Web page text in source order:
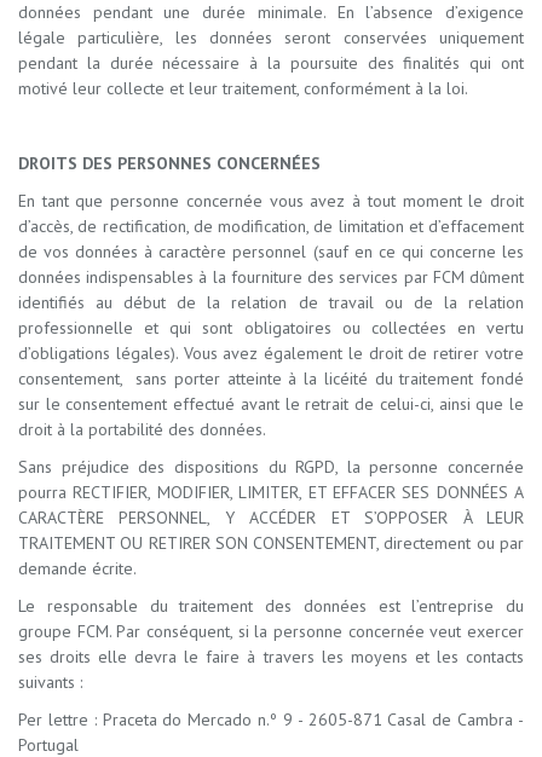
données pendant une durée minimale. En l’absence d’exigence
légale particulière, les données seront conservées uniquement
pendant la durée nécessaire à la poursuite des finalités qui ont
motivé leur collecte et leur traitement, conformément à la loi.
DROITS DES PERSONNES CONCERNÉES
En tant que personne concernée vous avez à tout moment le droit
d’accès, de rectification, de modification, de limitation et d’effacement
de vos données à caractère personnel (sauf en ce qui concerne les
données indispensables à la fourniture des services par FCM dûment
identifiés au début de la relation de travail ou de la relation
professionnelle et qui sont obligatoires ou collectées en vertu
d’obligations légales). Vous avez également le droit de retirer votre
consentement, sans porter atteinte à la licéité du traitement fondé
sur le consentement effectué avant le retrait de celui-ci, ainsi que le
droit à la portabilité des données.
Sans préjudice des dispositions du RGPD, la personne concernée
pourra RECTIFIER, MODIFIER, LIMITER, ET EFFACER SES DONNÉES A
CARACTÈRE PERSONNEL, Y ACCÉDER ET S’OPPOSER À LEUR
TRAITEMENT OU RETIRER SON CONSENTEMENT, directement ou par
demande écrite.
Le responsable du traitement des données est l’entreprise du
groupe FCM. Par conséquent, si la personne concernée veut exercer
ses droits elle devra le faire à travers les moyens et les contacts
suivants :
Per lettre : Praceta do Mercado n.º 9 - 2605-871 Casal de Cambra -
Portugal